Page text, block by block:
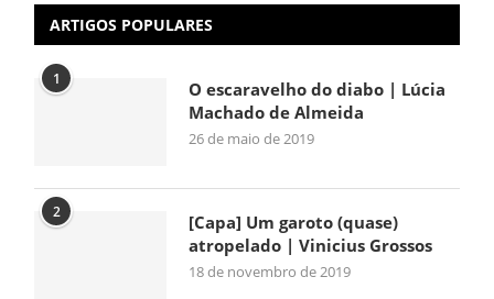
ARTIGOS POPULARES
1
O escaravelho do diabo | Lúcia
Machado de Almeida
26 de maio de 2019
2
[Capa] Um garoto (quase)
atropelado | Vinicius Grossos
18 de novembro de 2019